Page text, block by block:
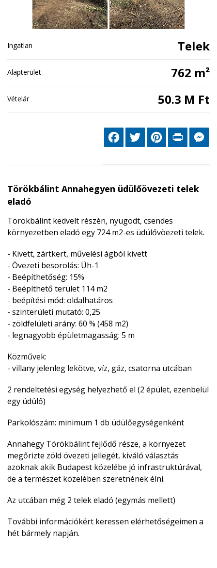
Ingatlan Telek
Alapterület 762 m²
Vételár 50.3 M Ft
FacebookTwitter PinterestPrint
Törökbálint Annahegyen üdülőövezeti telek
eladó
Törökbálint kedvelt részén, nyugodt, csendes
környezetben eladó egy 724 m2-es üdülővöezeti telek.
- Kivett, zártkert, művelési ágból kivett
- Övezeti besorolás: Üh-1
- Beépíthetőség: 15%
- Beépíthető terület 114 m2
- beépítési mód: oldalhatáros
- szinterületi mutató: 0,25
- zöldfelületi arány: 60 % (458 m2)
- legnagyobb épületmagasság: 5 m
Közművek:
- villany jelenleg lekötve, víz, gáz, csatorna utcában
2 rendeltetési egység helyezhető el (2 épület, ezenbelül
egy üdülő)
Parkolószám: minimum 1 db üdülőegységenként
Annahegy Törökbálint fejlődő része, a környezet
megőrizte zöld övezeti jellegét, kiváló választás
azoknak akik Budapest közelébe jó infrastruktúrával,
de a természet közelében szeretnének élni.
Az utcában még 2 telek eladó (egymás mellett)
További információkért keressen elérhetőségeimen a
hét bármely napján.